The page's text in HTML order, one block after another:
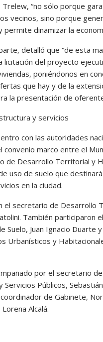
“no sólo porque
vecinos, sino porque
dinamizar la
detalló que “de esta
licitación del proyecto
poniéndonos en
que hay y de la
la presentación de
y servicios
con las autoridades
convenio marco entre el
de Desarrollo Territorial y
uso de suelo que
en la ciudad.
el secretario de Desarrollo
También participaron
Suelo, Juan Ignacio Duarte
Urbanísticos y
por el secretario de
Servicios Públicos,
de Gabinete,
Alcalá.